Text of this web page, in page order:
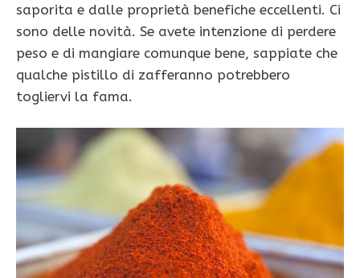
saporita e dalle proprietà benefiche eccellenti. Ci
sono delle novità. Se avete intenzione di perdere
peso e di mangiare comunque bene, sappiate che
qualche pistillo di zafferanno potrebbero
togliervi la fama.